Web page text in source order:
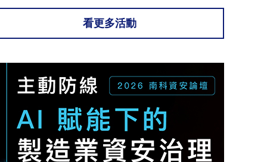
看更多活動